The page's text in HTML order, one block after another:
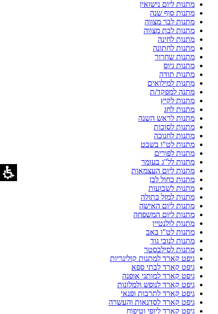
מתנות ליום נישואין
מתנות סוף שנה
מתנות לבר מצווה
מתנות לבת מצווה
מתנות לחינה
מתנות לחתונה
מתנות שחרור
מתנות גיוס
מתנות תודה
מתנות למילואים
מתנה למפקד/ת
מתנות לקיץ
מתנות לחג
מתנות לראש השנה
מתנות לסוכות
מתנות לחנוכה
מתנות לט"ו בשבט
מתנות לפורים
מתנות לל"ג בעומר
מתנות ליום העצמאות
מתנות כחול לבן
מתנות לשבועות
מתנות למזל בתולה
מתנות ליום האישה
מתנות ליום המשפחה
מתנות לולנטיין
מתנות לט"ו באב
מתנות לנובי גוד
מתנות לסילבסטר
גיפט קארד למתנות קולינריות
גיפט קארד לבתי ספא
גיפט קארד למותגי אופנה
גיפט קארד לנופש ולמלונות
גיפט קארד לתרבות ופנאי
גיפט קארד לסדנאות והעשרה
גיפט קארד ליופי וטיפוח